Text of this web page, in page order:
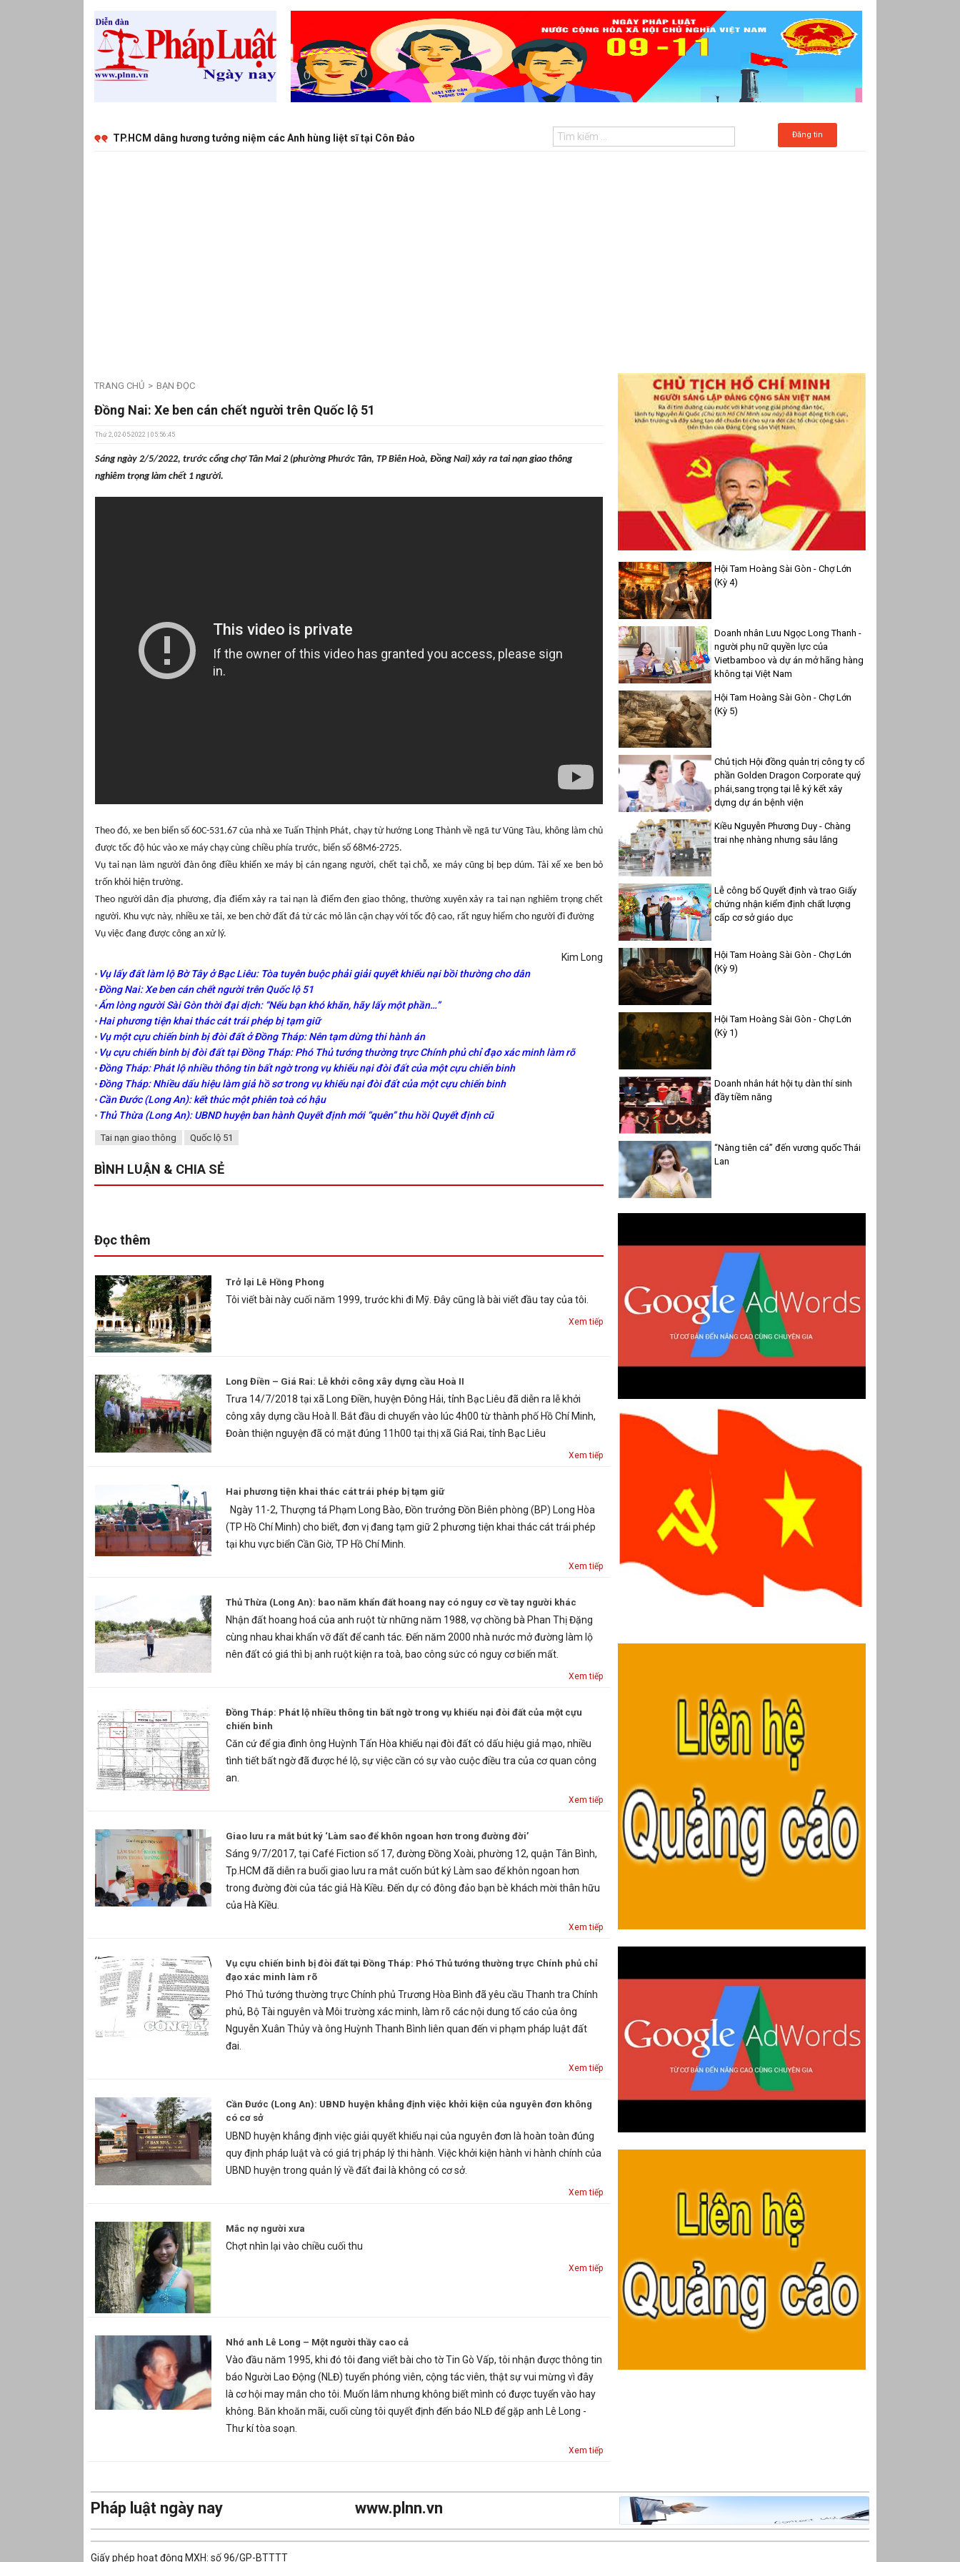
TP.HCM dâng hương tưởng niệm các Anh hùng liệt sĩ tại Côn Đảo Tướng cướp Điềm Khắc Kim (Phần 9-2) Đăng tin
TRANG CHỦ BẠN ĐỌC
Đồng Nai: Xe ben cán chết người trên Quốc lộ 51
Thứ 2, 02-05-2022 | 05:56:45
Sángngày 2/5/2022, trước cổng chợ Tân Mai 2 (phường Phước Tân, TP Biên Hoà, Đồng Nai) xảy ra tai nạn giao thông
nghiêm trọnglàm chết 1 người.
Theo đó, xe ben biển số 60C-531.67 của nhà xe Tuấn Thịnh Phát, chạy từ hướng Long Thành về ngã tư Vũng Tàu, không làm chủ
được tốc độ húc vào xe máy chạy cùng chiều phía trước, biển số 68M6-2725.
Vụ tai nạn làm người đàn ông điều khiển xe máy bị cán ngang người, chết tại chỗ, xe máy cũng bị bẹp dúm. Tài xế xe ben bỏ
trốn khỏi hiện trường.
Theo người dân địa phương, địa điểm xảy ra tai nạn là điểm đen giao thông, thường xuyên xảy ra tai nạn nghiêm trọng chết
người. Khu vực này, nhiều xe tải, xe ben chở đất đá từ các mỏ lân cận chạy với tốc độ cao, rất nguy hiểm cho người đi đường
Vụ việc đang được công an xử lý.
Kim Long
Vụ lấy đất làm lộ Bờ Tây ở Bạc Liêu: Tòa tuyên buộc phải giải quyết khiếu nại bồi thường cho dân
Đồng Nai: Xe ben cán chết người trên Quốc lộ 51
Ấm lòng người Sài Gòn thời đại dịch: “Nếu bạn khó khăn, hãy lấy một phần…”
Hai phương tiện khai thác cát trái phép bị tạm giữ
Vụ một cựu chiến binh bị đòi đất ở Đồng Tháp: Nên tạm dừng thi hành án
Vụ cựu chiến binh bị đòi đất tại Đồng Tháp: Phó Thủ tướng thường trực Chính phủ chỉ đạo xác minh làm rõ
Đồng Tháp: Phát lộ nhiều thông tin bất ngờ trong vụ khiếu nại đòi đất của một cựu chiến binh
Đồng Tháp: Nhiều dấu hiệu làm giả hồ sơ trong vụ khiếu nại đòi đất của một cựu chiến binh
Cần Đước (Long An): kết thúc một phiên toà có hậu
Thủ Thừa (Long An): UBND huyện ban hành Quyết định mới “quên” thu hồi Quyết định cũ
Tai nạn giao thông Quốc lộ 51
BÌNH LUẬN & CHIA SẺ
Đọc thêm
Trở lại Lê Hồng Phong
Tôi viết bài này cuối năm 1999, trước khi đi Mỹ. Đây cũng là bài viết đầu tay của tôi.
Xem tiếp
Long Điền – Giá Rai: Lễ khởi công xây dựng cầu Hoà II
Trưa 14/7/2018 tại xã Long Điền, huyện Đông Hải, tỉnh Bạc Liêu đã diễn ra lễ khởi
công xây dựng cầu Hoà II. Bắt đầu di chuyển vào lúc 4h00 từ thành phố Hồ Chí Minh,
Đoàn thiện nguyện đã có mặt đúng 11h00 tại thị xã Giá Rai, tỉnh Bạc Liêu
Xem tiếp
Hai phương tiện khai thác cát trái phép bị tạm giữ
Ngày 11-2, Thượng tá Phạm Long Bào, Đồn trưởng Đồn Biên phòng (BP) Long Hòa
(TP Hồ Chí Minh) cho biết, đơn vị đang tạm giữ 2 phương tiện khai thác cát trái phép
tại khu vực biển Cần Giờ, TP Hồ Chí Minh.
Xem tiếp
Thủ Thừa (Long An): bao năm khẩn đất hoang nay có nguy cơ về tay người khác
Nhận đất hoang hoá của anh ruột từ những năm 1988, vợ chồng bà Phan Thị Đặng
cùng nhau khai khẩn vỡ đất để canh tác. Đến năm 2000 nhà nước mở đường làm lộ
nên đất có giá thì bị anh ruột kiện ra toà, bao công sức có nguy cơ biến mất.
Xem tiếp
Đồng Tháp: Phát lộ nhiều thông tin bất ngờ trong vụ khiếu nại đòi đất của một cựu
chiến binh
Căn cứ để gia đình ông Huỳnh Tấn Hòa khiếu nại đòi đất có dấu hiệu giả mạo, nhiều
tình tiết bất ngờ đã được hé lộ, sự việc cần có sự vào cuộc điều tra của cơ quan công
an.
Xem tiếp
Giao lưu ra mắt bút ký ‘Làm sao để khôn ngoan hơn trong đường đời’
Sáng 9/7/2017, tại Café Fiction số 17, đường Đồng Xoài, phường 12, quận Tân Bình,
Tp.HCM đã diễn ra buổi giao lưu ra mắt cuốn bút ký Làm sao để khôn ngoan hơn
trong đường đời của tác giả Hà Kiều. Đến dự có đông đảo bạn bè khách mời thân hữu
của Hà Kiều.
Xem tiếp
Vụ cựu chiến binh bị đòi đất tại Đồng Tháp: Phó Thủ tướng thường trực Chính phủ chỉ
đạo xác minh làm rõ
Phó Thủ tướng thường trực Chính phủ Trương Hòa Bình đã yêu cầu Thanh tra Chính
phủ, Bộ Tài nguyên và Môi trường xác minh, làm rõ các nội dung tố cáo của ông
Nguyễn Xuân Thủy và ông Huỳnh Thanh Bình liên quan đến vi phạm pháp luật đất
đai.
Xem tiếp
Cần Đước (Long An): UBND huyện khẳng định việc khởi kiện của nguyên đơn không
có cơ sở
UBND huyện khẳng định việc giải quyết khiếu nại của nguyên đơn là hoàn toàn đúng
quy định pháp luật và có giá trị pháp lý thi hành. Việc khởi kiện hành vi hành chính của
UBND huyện trong quản lý về đất đai là không có cơ sở.
Xem tiếp
Mắc nợ người xưa
Chợt nhìn lại vào chiều cuối thu
Xem tiếp
Nhớ anh Lê Long – Một người thầy cao cả
Vào đầu năm 1995, khi đó tôi đang viết bài cho tờ Tin Gò Vấp, tôi nhận được thông tin
báo Người Lao Động (NLĐ) tuyển phóng viên, cộng tác viên, thật sự vui mừng vì đây
là cơ hội may mắn cho tôi. Muốn lắm nhưng không biết mình có được tuyển vào hay
không. Băn khoăn mãi, cuối cùng tôi quyết định đến báo NLĐ để gặp anh Lê Long -
Thư kí tòa soạn.
Xem tiếp
Hội Tam Hoàng Sài Gòn - Chợ Lớn
(Kỳ 4)
Doanh nhân Lưu Ngọc Long Thanh -
người phụ nữ quyền lực của
Vietbamboo và dự án mở hãng hàng
không tại Việt Nam
Hội Tam Hoàng Sài Gòn - Chợ Lớn
(Kỳ 5)
Chủ tịch Hội đồng quản trị công ty cổ
phần Golden Dragon Corporate quý
phái,sang trọng tại lễ ký kết xây
dựng dự án bệnh viện
Kiều Nguyễn Phương Duy - Chàng
trai nhẹ nhàng nhưng sâu lắng
Lễ công bố Quyết định và trao Giấy
chứng nhận kiểm định chất lượng
cấp cơ sở giáo dục
Hội Tam Hoàng Sài Gòn - Chợ Lớn
(Kỳ 9)
Hội Tam Hoàng Sài Gòn - Chợ Lớn
(Kỳ 1)
Doanh nhân hát hội tụ dàn thí sinh
đầy tiềm năng
“Nàng tiên cá” đến vương quốc Thái
Lan
Pháp luật ngày nay www.plnn.vn
Giấy phép hoạt động MXH: số 96/GP-BTTTT